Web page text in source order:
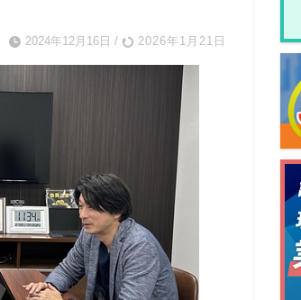
2024年12月16日 / 2026年1月21日